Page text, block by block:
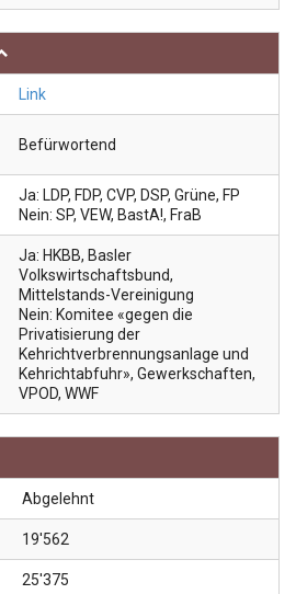
Link
Befürwortend
Ja: LDP, FDP, CVP, DSP, Grüne, FP
Nein: SP, VEW, BastA!, FraB
Ja: HKBB, Basler
Volkswirtschaftsbund,
Mittelstands-Vereinigung
Nein: Komitee «gegen die
Privatisierung der
Kehrichtverbrennungsanlage und
Kehrichtabfuhr», Gewerkschaften,
VPOD, WWF
Abgelehnt
19'562
25'375